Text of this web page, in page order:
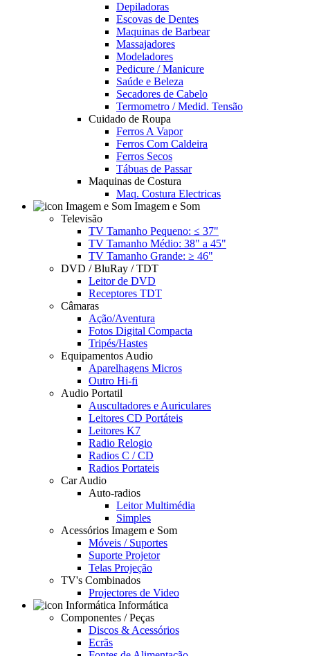
Depiladoras
Escovas de Dentes
Maquinas de Barbear
Massajadores
Modeladores
Pedicure / Manicure
Saúde e Beleza
Secadores de Cabelo
Termometro / Medid. Tensão
Cuidado de Roupa
Ferros A Vapor
Ferros Com Caldeira
Ferros Secos
Tábuas de Passar
Maquinas de Costura
Maq. Costura Electricas
Imagem e Som
Televisão
TV Tamanho Pequeno: ≤ 37"
TV Tamanho Médio: 38" a 45"
TV Tamanho Grande: ≥ 46"
DVD / BluRay / TDT
Leitor de DVD
Receptores TDT
Câmaras
Ação/Aventura
Fotos Digital Compacta
Tripés/Hastes
Equipamentos Audio
Aparelhagens Micros
Outro Hi-fi
Audio Portatil
Auscultadores e Auriculares
Leitores CD Portáteis
Leitores K7
Radio Relogio
Radios C / CD
Radios Portateis
Car Audio
Auto-radios
Leitor Multimédia
Simples
Acessórios Imagem e Som
Móveis / Suportes
Suporte Projetor
Telas Projeção
TV's Combinados
Projectores de Video
Informática
Componentes / Peças
Discos & Acessórios
Ecrãs